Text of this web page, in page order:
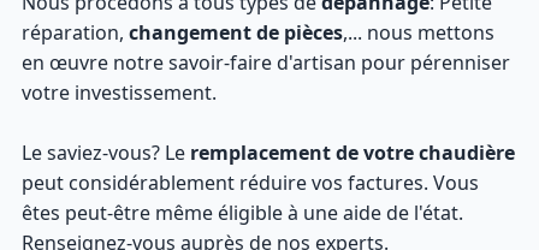
réparation, changement de pièces,... nous mettons
en œuvre notre savoir-faire d'artisan pour pérenniser
votre investissement.
Le saviez-vous? Le remplacement de votre chaudière
peut considérablement réduire vos factures. Vous
êtes peut-être même éligible à une aide de l'état.
Renseignez-vous auprès de nos experts.